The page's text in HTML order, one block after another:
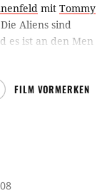
mit Tommy
Die Aliens sind
es ist an den Men
und Tommy
Agent K, die
Men in Black.
FILM VORMERKEN